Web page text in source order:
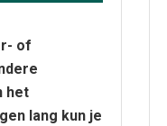
of
het
lang kun je